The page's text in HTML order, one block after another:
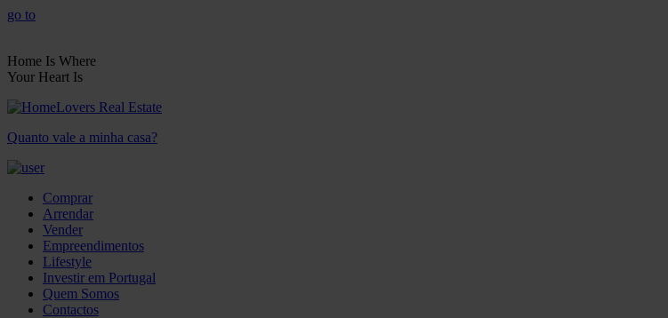
go to
Home Is Where
Your Heart Is
Quanto vale a minha casa?
Comprar
Arrendar
Vender
Empreendimentos
Lifestyle
Investir em Portugal
Quem Somos
Contactos